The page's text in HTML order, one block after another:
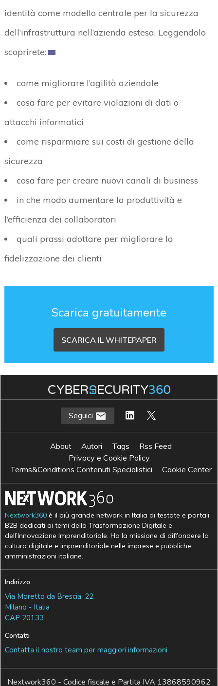
identità come modello centrale per la sicurezza
dell’infrastruttura nell’azienda estesa. Leggendolo
scoprirete:
come migliorare l’agilità aziendale
cosa fare per evitare violazioni di dati o
attacchi informatici
come risparmiare sui costi di gestione della
sicurezza
cosa fare per creare nuovi canali di business
in che modo aumentare la produttività e
l’efficienza dei collaboratori
quali prassi adottare per migliorare la
fidelizzazione dei clienti
Scarica gratuitamente
SCARICA IL WHITEPAPER
Seguici
About Autori Tags
Rss Feed
Privacy e Cookie Policy
Terms&Conditions Contenuti Specialistici
Cookie Center
Nextwork360 è il più grande network in Italia di testate e portali
B2B dedicati ai temi della Trasformazione Digitale e
dell’Innovazione Imprenditoriale. Ha la missione di diffondere la
cultura digitale e imprenditoriale nelle imprese e pubbliche
amministrazioni italiane.
Indirizzo
Via Moretto da Brescia, 22
Milano - Italia
CAP 20133
Contatti
Contatta il nostro team per maggiori informazioni
Nextwork360 - Codice fiscale e Partita IVA 13868590962